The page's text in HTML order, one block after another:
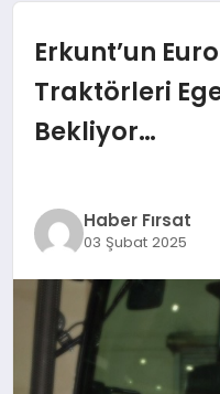
YAŞAM
TEKNOLOJİ
EKONOMİ
EĞİTİM
DÜNYA
Erkunt’un
Traktörleri
Bekliyor…
Haber Fırsat
03 Şubat 2025